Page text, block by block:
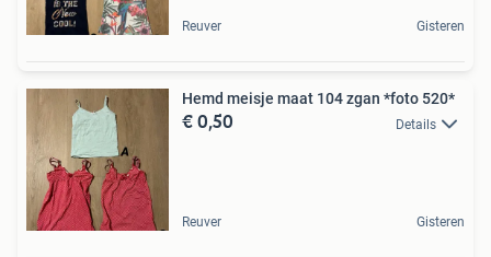
Reuver Gisteren
Hemd meisje maat 104 zgan *foto 520*
€ 0,50 Details
Reuver Gisteren